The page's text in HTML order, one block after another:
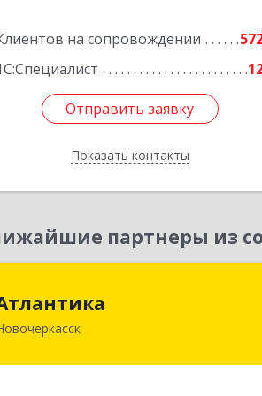
на сопровождении
Отправить заявку
Показать контакты
Отправить заявку
Назад
партнеры из
Ростовская обл, Новочеркасск